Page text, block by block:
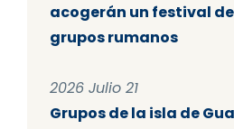
acogerán un festival
grupos rumanos
2026 Julio 21
Grupos de la isla de